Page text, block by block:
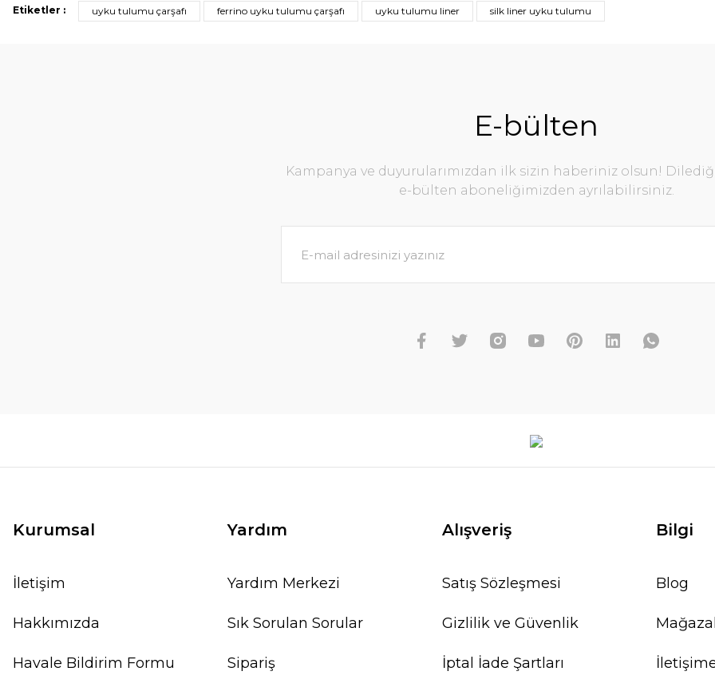
Etiketler : uyku tulumu çarşafı ferrino uyku tulumu çarşafı uyku tulumu liner silk liner uyku tulumu
E-bülten
Kampanya ve duyurularımızdan ilk sizin haberiniz olsun!
e-bülten aboneliğimizden ayrılabilirsiniz.
Kurumsal
İletişim
Hakkımızda
Havale Bildirim Formu
Yardım
Yardım Merkezi
Sık Sorulan Sorular
Sipariş
Alışveriş
Satış Sözleşmesi
Gizlilik ve Güvenlik
İptal İade Şartları
Bilgi
Blog